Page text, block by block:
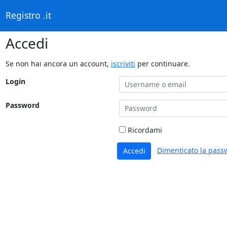
Registro .it
Accedi
Se non hai ancora un account, iscriviti per continuare.
Login
Password
Ricordami
Accedi Dimenticato la